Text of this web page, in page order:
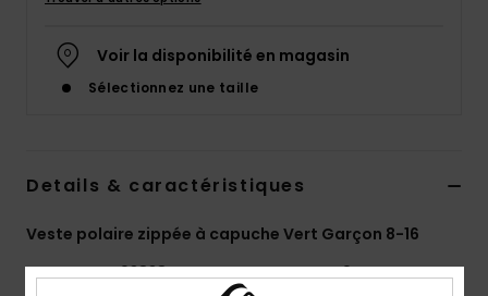
Voir la disponibilité en magasin
Sélectionnez une taille
Details & caractéristiques
Veste polaire zippée à capuche Vert Garçon 8-16
StyleEQBFT03838 Code couleurgsg0